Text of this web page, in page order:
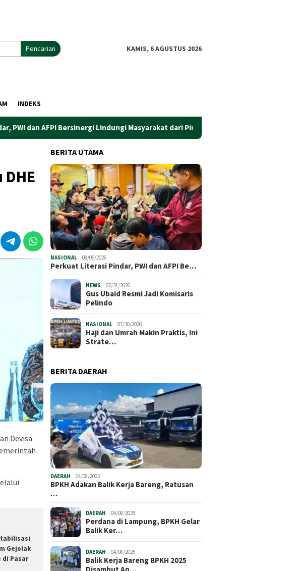
Pencarian KAMIS, 6 AGUSTUS 2026
INDEKS
Bersinergi Lindungi Masyarakat dari Pinjol Ilegal
Devisa
Gejolak
di Pasar
BERITA UTAMA
NASIONAL 08/06/2026
Perkuat Literasi Pindar, PWI dan AFPI Be…
NEWS 07/31/2026
​Gus Ubaid Resmi Jadi Komisaris
Pelindo
NASIONAL 07/30/2026
Haji dan Umrah Makin Praktis, Ini
Strate…
BERITA DAERAH
DAERAH 04/08/2025
BPKH Adakan Balik Kerja Bareng, Ratusan
…
DAERAH 04/08/2025
Perdana di Lampung, BPKH Gelar
Balik Ker…
DAERAH 04/08/2025
Balik Kerja Bareng BPKH 2025
Disambut An…